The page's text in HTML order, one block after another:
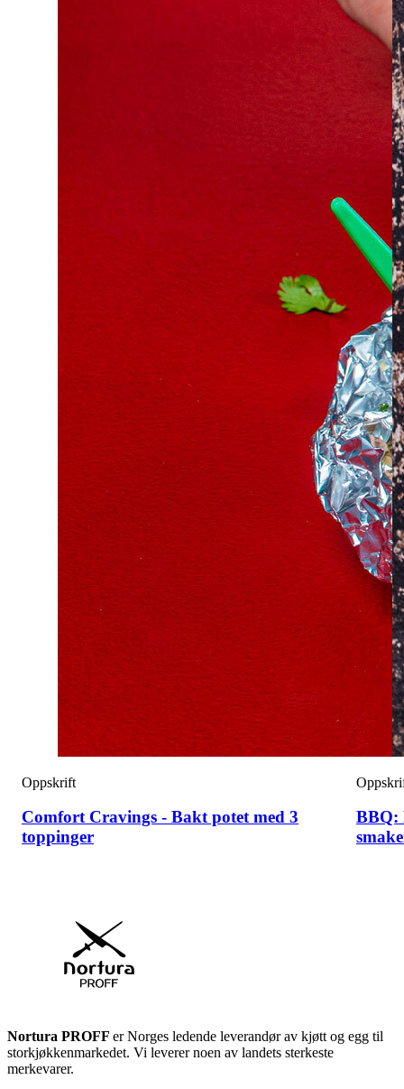
Oppskrift
Comfort Cravings - Bakt potet med 3
toppinger
BBQ:
Nortura PROFF er Norges ledende leverandør av kjøtt og egg til
storkjøkkenmarkedet. Vi leverer noen av landets sterkeste
merkevarer.